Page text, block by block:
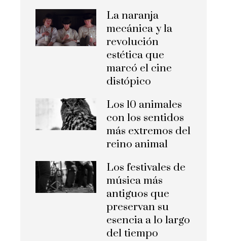
La naranja
mecánica y la
revolución
estética que
marcó el cine
distópico
Los 10 animales
con los sentidos
más extremos del
reino animal
Los festivales de
música más
antiguos que
preservan su
esencia a lo largo
del tiempo